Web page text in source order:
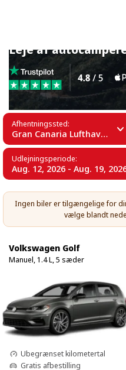
Leje af
Afhentningssted:
Gran Canaria Lufthavn (LPA)
Udlejningsperiode:
Aug. 12, 2026 - Aug. 19,
Ingen biler er tilgængelige for
vælge blandt
Volkswagen Golf
Manuel, 1.4 L, 5 sæder
Ubegrænset kilometertal
Gratis afbestilling